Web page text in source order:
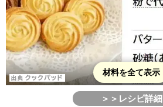
材料を全て表示
＞＞レシピ詳細